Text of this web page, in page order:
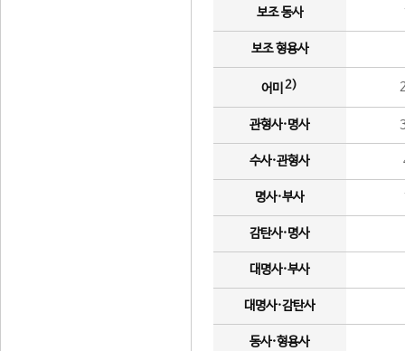
보조 동사
보조 형용사
어미 2)
관형사·명사
수사·관형사
명사·부사
감탄사·명사
대명사·부사
대명사·감탄사
동사·형용사